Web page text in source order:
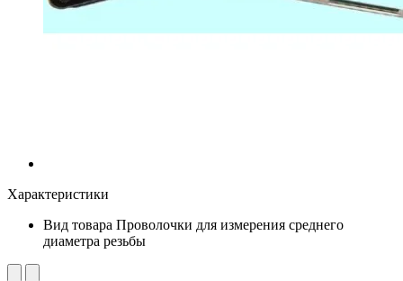
Характеристики
Вид товара Проволочки для измерения среднего
диаметра резьбы